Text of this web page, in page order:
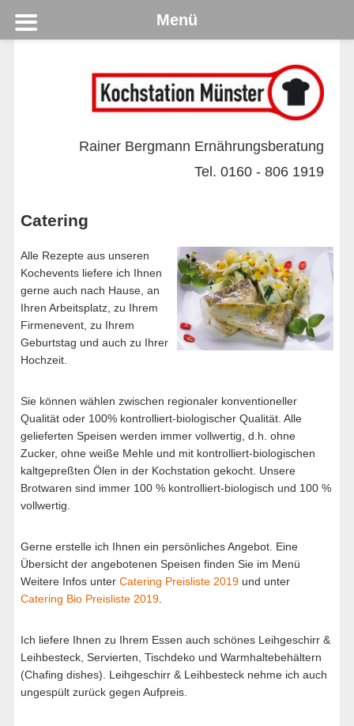
Rainer Bergmann Ernährungsberatung
Tel. 0160 - 806 1919
Catering
Alle Rezepte aus unseren
Kochevents liefere ich Ihnen
gerne auch nach Hause, an
Ihren Arbeitsplatz, zu Ihrem
Firmenevent, zu Ihrem
Geburtstag und auch zu Ihrer
Hochzeit.
Sie können wählen zwischen regionaler konventioneller
Qualität oder 100% kontrolliert-biologischer Qualität. Alle
gelieferten Speisen werden immer vollwertig, d.h. ohne
Zucker, ohne weiße Mehle und mit kontrolliert-biologischen
kaltgepreßten Ölen in der Kochstation gekocht. Unsere
Brotwaren sind immer 100 % kontrolliert-biologisch und 100 %
vollwertig.
Gerne erstelle ich Ihnen ein persönliches Angebot. Eine
Übersicht der angebotenen Speisen finden Sie im Menü
Weitere Infos unterCatering Preisliste 2019 und unter
Catering Bio Preisliste 2019
Ich liefere Ihnen zu Ihrem Essen auch schönes Leihgeschirr &
Leihbesteck, Servierten, Tischdeko und Warmhaltebehältern
(Chafing dishes). Leihgeschirr & Leihbesteck nehme ich auch
ungespült zurück gegen Aufpreis.
Menü